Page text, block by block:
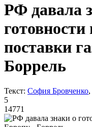
РФ давала
поставки
Боррель
Текст: София Бровченко
5
14771